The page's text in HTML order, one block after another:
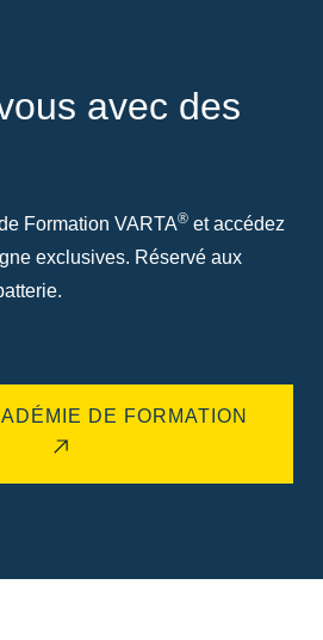
avec des
Formation VARTA® et accédez
exclusives. Réservé aux
DE FORMATION